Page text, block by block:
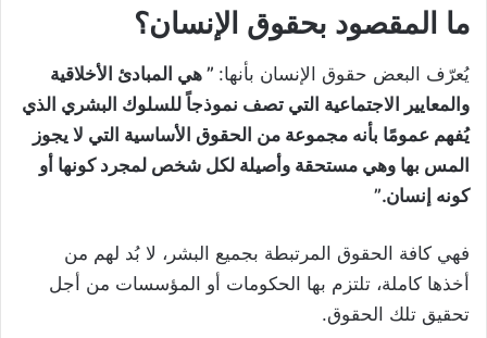
ما المقصود بحقوق الإنسان؟
يُعرّف البعض حقوق الإنسان بأنها: ” هي المبادئ الأخلاقية
والمعايير الاجتماعية التي تصف نموذجاً للسلوك البشري الذي
يُفهم عمومًا بأنه مجموعة من الحقوق الأساسية التي لا يجوز
المس بها وهي مستحقة وأصيلة لكل شخص لمجرد كونها أو
كونه إنسان.”
فهي كافة الحقوق المرتبطة بجميع البشر، لا بُد لهم من
أخذها كاملة، تلتزم بها الحكومات أو المؤسسات من أجل
تحقيق تلك الحقوق.